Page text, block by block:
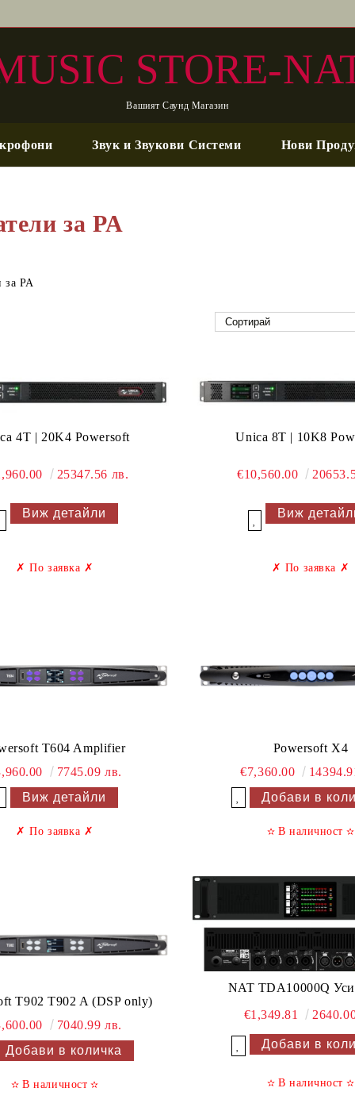
STORE-
Вашият Саунд Магазин
Звук и Звукови Системи Нови
за PA
за PA
4T | 20K4 Powersoft
25347.56 лв.
Виж детайли
✗ По заявка ✗
Unica 8T | 10K8
€10,560.00
Виж
✗ По заявка ✗
T604 Amplifier
7745.09 лв.
Виж детайли
✗ По заявка ✗
Powersoft X4
€7,360.00
✫ В наличност ✫
Powersoft T902 T902 A (DSP only)
7040.99 лв.
✫ В наличност ✫
NAT TDA10000Q
€1,349.81
✫ В наличност ✫